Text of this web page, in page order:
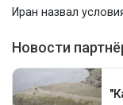
Иран назвал